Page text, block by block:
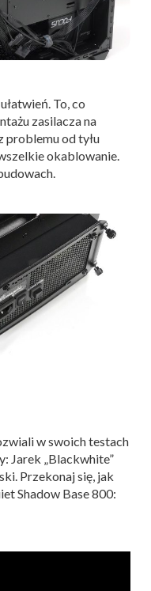
To, co
zasilacza na
problemu od tyłu
okablowanie.
w swoich testach
Jarek „Blackwhite”
Przekonaj się, jak
Shadow Base 800: